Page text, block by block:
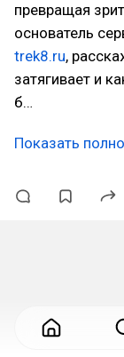
превращая
основатель
trek8.ru,
затягивает и
б…
Показать